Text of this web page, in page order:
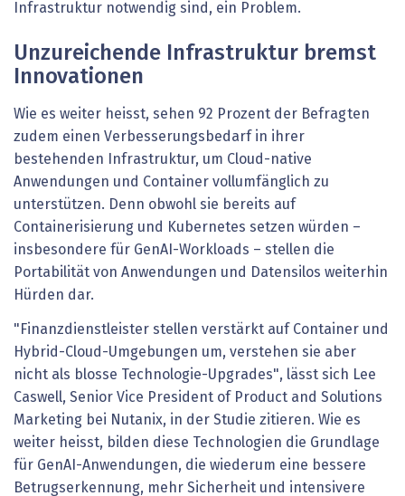
Infrastruktur notwendig sind, ein Problem.
Unzureichende Infrastruktur bremst
Innovationen
Wie es weiter heisst, sehen 92 Prozent der Befragten
zudem einen Verbesserungsbedarf in ihrer
bestehenden Infrastruktur, um Cloud-native
Anwendungen und Container vollumfänglich zu
unterstützen. Denn obwohl sie bereits auf
Containerisierung und Kubernetes setzen würden –
insbesondere für GenAI-Workloads – stellen die
Portabilität von Anwendungen und Datensilos weiterhin
Hürden dar.
"Finanzdienstleister stellen verstärkt auf Container und
Hybrid-Cloud-Umgebungen um, verstehen sie aber
nicht als blosse Technologie-Upgrades", lässt sich Lee
Caswell, Senior Vice President of Product and Solutions
Marketing bei Nutanix, in der Studie zitieren. Wie es
weiter heisst, bilden diese Technologien die Grundlage
für GenAI-Anwendungen, die wiederum eine bessere
Betrugs­erkennung, mehr Sicherheit und intensivere